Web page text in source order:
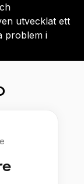
utvecklat ett
problem i